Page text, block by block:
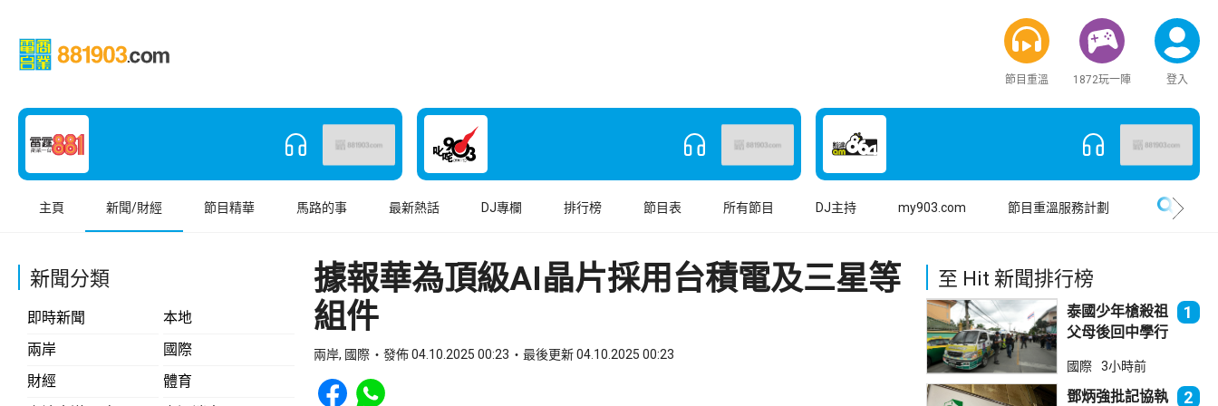
節目重溫 1872玩一陣 登入
主頁 新聞/財經 節目精華 馬路的事 最新熱話 DJ專欄 排行榜 節目表 所有節目 DJ主持 my903.com 節目重溫服務計劃
新聞分類
即時新聞
本地
兩岸
國際
財經
體育
據報華為頂級AI晶片採用台積電及三星等
組件
兩岸, 國際 發佈 04.10.2025 00:23 最後更新 04.10.2025 00:23
Share to Facebook
Share to WhatsApp
至 Hit 新聞排行榜
泰國少年槍殺祖
父母後回中學行
死23傷
1
國際 3小時前
鄧炳強批記協執 2